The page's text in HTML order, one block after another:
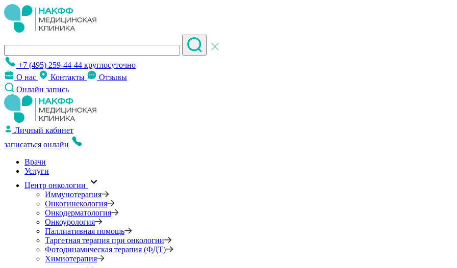
+7 (495) 259-44-44 круглосуточно
О нас
Контакты
Отзывы
Онлайн запись
Личный кабинет
записаться онлайн
Врачи
Услуги
Центр онкологии
Иммунотерапия
Онкогинекология
Онкодерматология
Онкоурология
Паллиативная помощь
Таргетная терапия при онкологии
Фотодинамическая терапия (ФДТ)
Химиотерапия